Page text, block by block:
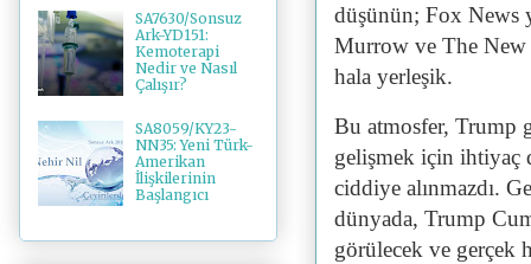
düşünün; Fox News
Murrow ve The New
hala yerleşik.
Bu atmosfer, Trump
gelişmek için ihtiyaç
ciddiye alınmazdı.
dünyada, Trump
görülecek ve gerçek
SA7630/Sonsuz
Ark-YD151:
Kemoterapi
Nedir ve Nasıl
Çalışır?
SA8059/KY23-
NN35: Yeni Türk-
Amerikan
İlişkilerinin
Başlangıcı